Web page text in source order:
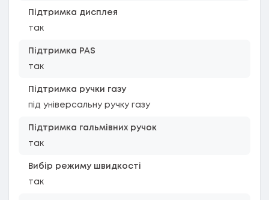
Підтримка дисплея
так
Підтримка PAS
так
Підтримка ручки газу
під універсальну ручку газу
Підтримка гальмівних ручок
так
Вибір режиму швидкості
так